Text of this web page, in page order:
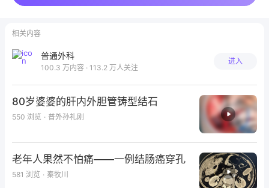
相关内容
普通外科
100.3 万内容 · 113.2 万人关注
进入
80岁婆婆的肝内外胆管铸型结石
550 浏览 · 普外孙礼刚
老年人果然不怕痛——一例结肠癌穿孔
581 浏览 · 秦牧川